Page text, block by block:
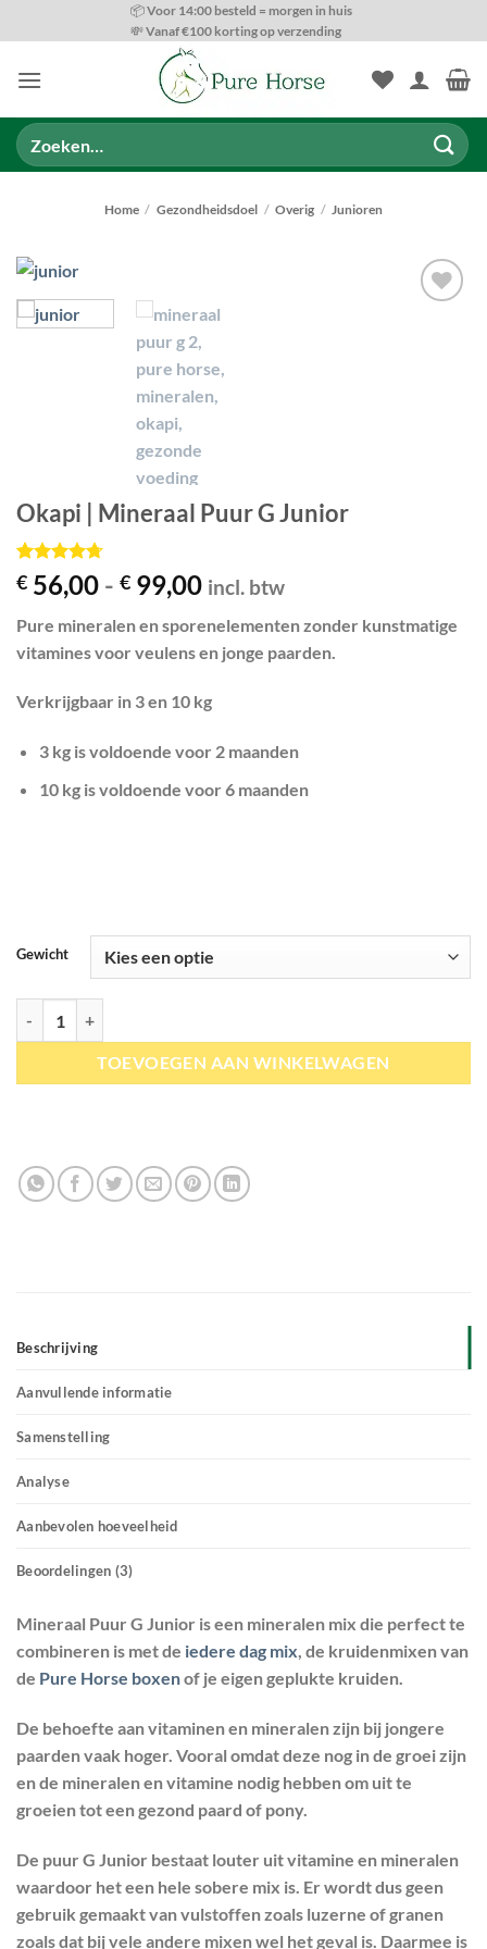
naar
📦 Voor 14:00 besteld = morgen in huis
💸 Vanaf €100 korting op verzending
Zoeken
naar:
Home / Gezondheidsdoel / Overig / Junioren
Okapi | Mineraal Puur G Junior
Gewaardeerd
4.67op 5
op
3
klant
waarderingen
€ 56,00 - € 99,00Prijsklasse:
tot
€ 99,00
incl. btw
Pure mineralen en sporenelementen zonder kunstmatige
vitamines voor veulens en jonge paarden.
Verkrijgbaar in 3 en 10 kg
3 kg is voldoende voor 2 maanden
10 kg is voldoende voor 6 maanden
Gewicht
TOEVOEGEN AAN WINKELWAGEN
Beschrijving
Aanvullende informatie
Samenstelling
Analyse
Aanbevolen hoeveelheid
Beoordelingen (3)
Mineraal Puur G Junior is een mineralen mix die perfect te
combineren is met de iedere dag mix, de kruidenmixen van
de Pure Horse boxenof je eigen geplukte kruiden.
De behoefte aan vitaminen en mineralen zijn bij jongere
paarden vaak hoger. Vooral omdat deze nog in de groei zijn
en de mineralen en vitamine nodig hebben om uit te
groeien tot een gezond paard of pony.
De puur G Junior bestaat louter uit vitamine en mineralen
waardoor het een hele sobere mix is. Er wordt dus geen
gebruik gemaakt van vulstoffen zoals luzerne of granen
zoals dat bij vele andere mixen wel het geval is. Daarmee is